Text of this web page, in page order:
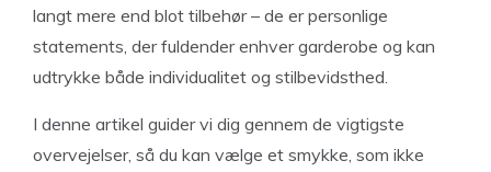
langt mere end blot tilbehør – de er personlige
statements, der fuldender enhver garderobe og kan
udtrykke både individualitet og stilbevidsthed.
I denne artikel guider vi dig gennem de vigtigste
overvejelser, så du kan vælge et smykke, som ikke